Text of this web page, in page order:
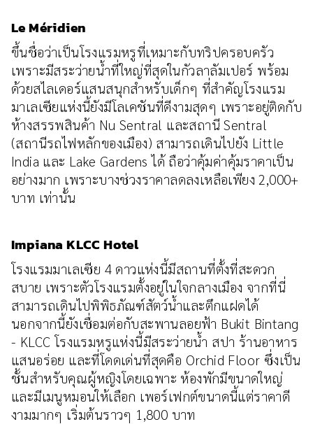
Le Méridien
ขึ้นชื่อว่าเป็นโรงแรมหรูที่เหมาะกับทริปครอบครัว
เพราะมีสระว่ายน้ำที่ใหญ่ที่สุดในกัวลาลัมเปอร์ พร้อม
ด้วยสไลเดอร์แสนสนุกสำหรับเด็กๆ ที่สำคัญโรงแรม
มาเลเซียแห่งนี้ยังมีโลเคชันที่ดีงามสุดๆ เพราะอยู่ติดกับ
ห้างสรรพสินค้า Nu Sentral และสถานี Sentral
(สถานีรถไฟหลักของเมือง) สามารถเดินไปยัง Little
India และ Lake Gardens ได้ ถือว่าคุ้มค่าคุ้มราคาเป็น
อย่างมาก เพราะบางช่วงราคาลดลงเหลือเพียง 2,000+
บาท เท่านั้น
Impiana KLCC Hotel
โรงแรมมาเลเซีย 4 ดาวแห่งนี้มีสถานที่ตั้งที่สะดวก
สบาย เพราะตัวโรงแรมตั้งอยู่ในใจกลางเมือง จากที่นี่
สามารถเดินไปพิพิธภัณฑ์สัตว์น้ำและตึกแฝดได้
นอกจากนี้ยังเชื่อมต่อกับสะพานลอยฟ้า Bukit Bintang
- KLCC โรงแรมหรูแห่งนี้มีสระว่ายน้ำ สปา ร้านอาหาร
แสนอร่อย และที่โดดเด่นที่สุดคือ Orchid Floor ซึ่งเป็น
ชั้นสำหรับคุณผู้หญิงโดยเฉพาะ ห้องพักมีขนาดใหญ่
และมีเมนูหมอนให้เลือก เพอร์เฟกต์ขนาดนี้แต่ราคาดี
งามมากๆ เริ่มต้นราวๆ 1,800 บาท